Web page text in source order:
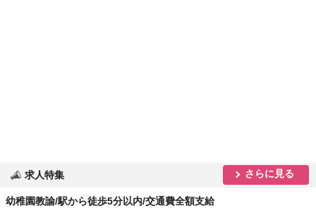
求人特集 さらに見る
幼稚園教諭/駅から徒歩5分以内/交通費全額支給